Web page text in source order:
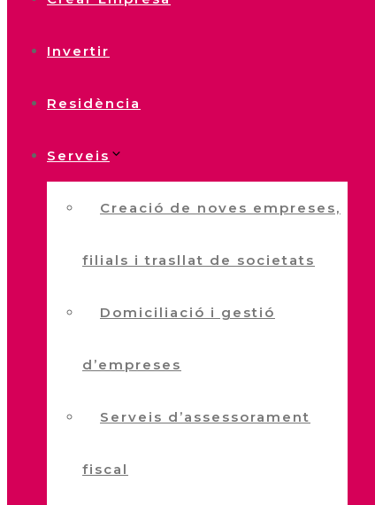
Invertir
Residència
Serveis
Creació de noves empreses,
filials i trasllat de societats
Domiciliació i gestió
d’empreses
Serveis d’assessorament
fiscal